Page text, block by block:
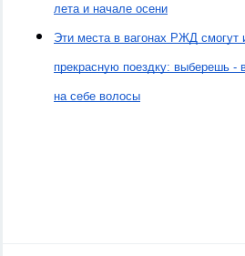
лета и начале осени
Эти места в вагонах РЖД смогут
прекрасную поездку: выберешь -
на себе волосы